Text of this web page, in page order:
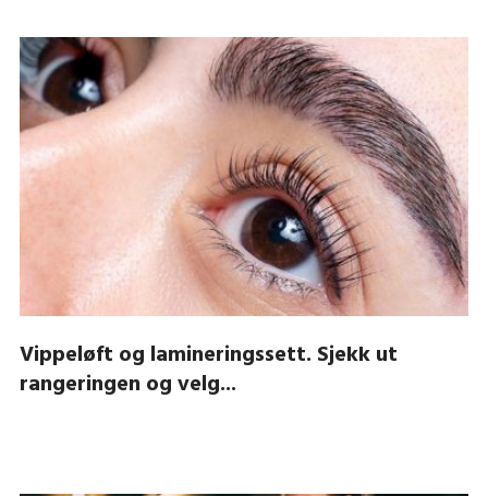
Vippeløft og lamineringssett. Sjekk ut
rangeringen og velg...